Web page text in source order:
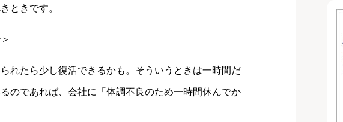
ときです。
れたら少し復活できるかも。そういうときは一時間だ
のであれば、会社に「体調不良のため一時間休んでか